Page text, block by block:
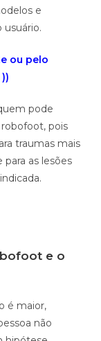
e
ou pelo
pode
pois
traumas mais
as lesões
e o
é maior,
não